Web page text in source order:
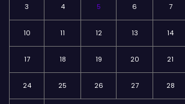
3 4 5 6 7
10 11 12 13 14
17 18 19 20 21
24 25 26 27 28